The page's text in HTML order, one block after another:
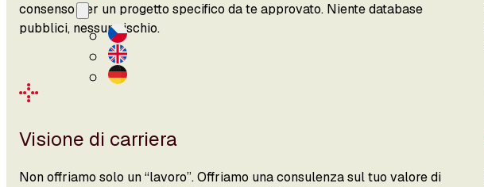
consenso per un progetto specifico da te approvato. Niente database
pubblici, nessun rischio.
Visione di carriera
Non offriamo solo un “lavoro”. Offriamo una consulenza sul tuo valore di